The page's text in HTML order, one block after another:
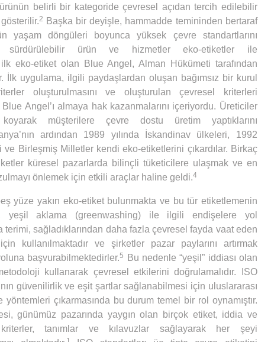
belirli bir kategoride çevresel açıdan tercih edilebilir
2
Başka bir deyişle, hammadde temininden bertaraf
yaşam döngüleri boyunca yüksek çevre standartlarını
sürdürülebilir ürün ve hizmetler eko-etiketler ile
eko-etiket olan Blue Angel, Alman Hükümeti tarafından
İlk uygulama, ilgili paydaşlardan oluşan bağımsız bir kurul
oluşturulmasını ve oluşturulan çevresel kriterleri
Angel’ı almaya hak kazanmalarını içeriyordu. Üreticiler
müşterilere çevre dostu üretim yaptıklarını
ardından 1989 yılında İskandinav ülkeleri, 1992
ve Birleşmiş Milletler kendi eko-etiketlerini çıkardılar. Birkaç
küresel pazarlarda bilinçli tüketicilere ulaşmak ve en
önlemek için etkili araçlar haline geldi.4
yüze yakın eko-etiket bulunmakta ve bu tür etiketlemenin
yeşil aklama (greenwashing) ile ilgili endişelere yol
terimi, sağladıklarından daha fazla çevresel fayda vaat eden
kullanılmaktadır ve şirketler pazar paylarını artırmak
başvurabilmektedirler.5
Bu nedenle “yeşil” iddiası olan
kullanarak çevresel etkilerini doğrulamalıdır. ISO
güvenilirlik ve eşit şartlar sağlanabilmesi için uluslararası
çıkarmasında bu durum temel bir rol oynamıştır.
günümüz pazarında yaygın olan birçok etiket, iddia ve
tanımlar ve kılavuzlar sağlayarak her şeyi